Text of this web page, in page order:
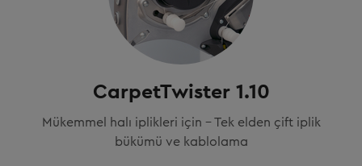
CarpetTwister 1.10
Mükemmel halı iplikleri için - Tek elden çift iplik
bükümü ve kablolama